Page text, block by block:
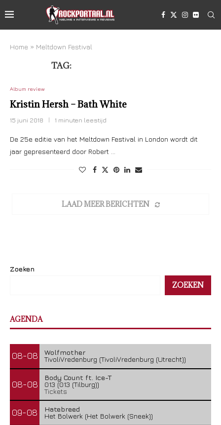
Home » Meltdown Festival
TAG:
Album review
Kristin Hersh – Bath White
15 juni 2018 1 minuten leestijd
De 25e editie van het Meltdown Festival in London wordt dit
jaar gepresenteerd door Robert …
LAAD MEER BERICHTEN
Zoeken
ZOEKEN
AGENDA
08-08
Wolfmother
TivoliVredenburg (TivoliVredenburg (Utrecht))
08-08
Body Count ft. Ice-T
013 (013 (Tilburg))
Tickets
09-08
Hatebreed
Het Bolwerk (Het Bolwerk (Sneek))